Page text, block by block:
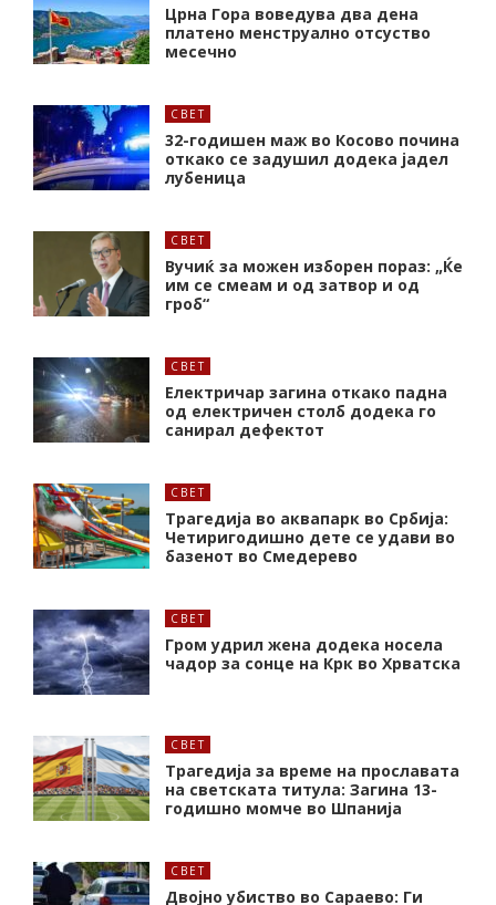
Црна Гора воведува два дена
платено менструално отсуство
месечно
СВЕТ
32-годишен маж во Косово почина
откако се задушил додека јадел
лубеница
СВЕТ
Вучиќ за можен изборен пораз: „Ќе
им се смеам и од затвор и од
гроб“
СВЕТ
Електричар загина откако падна
од електричен столб додека го
санирал дефектот
СВЕТ
Трагедија во аквапарк во Србија:
Четиригодишно дете се удави во
базенот во Смедерево
СВЕТ
Гром удрил жена додека носела
чадор за сонце на Крк во Хрватска
СВЕТ
Трагедија за време на прославата
на светската титула: Загина 13-
годишно момче во Шпанија
СВЕТ
Двојно убиство во Сараево: Ги